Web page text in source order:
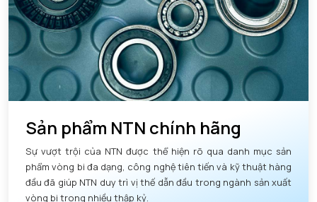
Sản phẩm NTN chính hãng
Sự vượt trội của NTN được thể hiện rõ qua danh mục sản
phẩm vòng bi đa dạng, công nghệ tiên tiến và kỹ thuật hàng
đầu đã giúp NTN duy trì vị thế dẫn đầu trong ngành sản xuất
vòng bi trong nhiều thập kỷ.